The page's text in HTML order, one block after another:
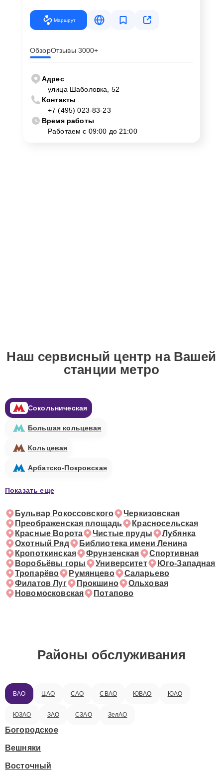
Маршрут
ОбзорОтзывы 3000+
Адрес
улица Шаболовка, 52
Контакты
+7 (495) 023-83-23
Время работы
Работаем с 09:00 до 21:00
Наш сервисный центр на Вашей
станции метро
Сокольническая
Большая кольцевая
Кольцевая
Арбатско-Покровская
Показать еще
Бульвар Рокоссовского
Черкизовская
Преображенская площадь
Красносельская
Красные Ворота
Чистые пруды
Лубянка
Охотный Ряд
Библиотека имени Ленина
Кропоткинская
Фрунзенская
Спортивная
Воробьёвы горы
Университет
Юго-Западная
Тропарёво
Румянцево
Саларьево
Филатов Луг
Прокшино
Ольховая
Новомосковская
Потапово
Районы обслуживания
ВАО ЦАО САО СВАО ЮВАО ЮАО
ЮЗАО ЗАО СЗАО ЗелАО
Богородское
Вешняки
Восточный